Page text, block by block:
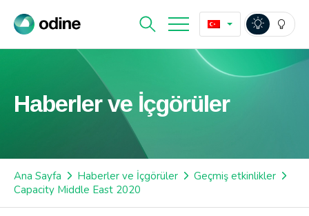
Haberler ve İçgörüler
Ana Sayfa Haberler ve İçgörüler
Geçmiş etkinlikler
Capacity Middle East 2020